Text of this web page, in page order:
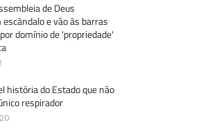
de Deus
e vão às barras
domínio de 'propriedade'
história do Estado que não
respirador